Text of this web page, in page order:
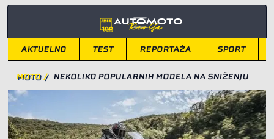
AKTUELNO TEST REPORTAŽA SPORT
MOTO / NEKOLIKO POPULARNIH MODELA NA SNIŽENJU